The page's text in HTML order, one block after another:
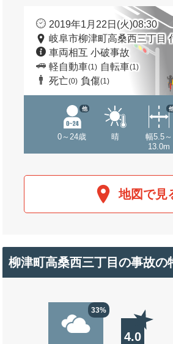
2019年1月22日(火)08:30
岐阜市柳津町高桑西三丁目
車両相互 小破事故
軽自動車(1) 自転車(1)
死亡(0) 負傷(1)
0～24歳
他
晴
幅5.5～
13.0m
地図で見
柳津町高桑西三丁目の事故の
33%
4.0